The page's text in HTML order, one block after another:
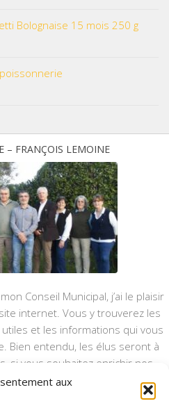
aux
Bolognaise 15 mois 250 g
– FRANÇOIS LEMOINE
Conseil Municipal, j’ai le plaisir
internet. Vous y trouverez les
et les informations qui vous
Bien entendu, les élus seront à
si vous souhaitez enrichir nos
informations.